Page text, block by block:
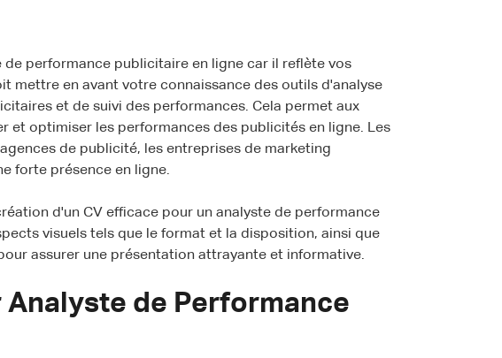
performance publicitaire en ligne car il reflète vos
mettre en avant votre connaissance des outils d'analyse
et de suivi des performances. Cela permet aux
et optimiser les performances des publicités en ligne. Les
de publicité, les entreprises de marketing
forte présence en ligne.
d'un CV efficace pour un analyste de performance
visuels tels que le format et la disposition, ainsi que
assurer une présentation attrayante et informative.
de Performance